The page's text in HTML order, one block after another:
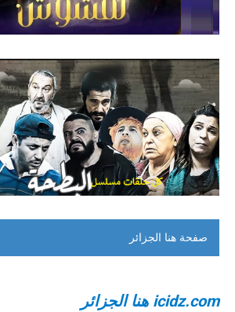
صفحة هنا الجزائر
‎icidz.com هنا الجزائر‎